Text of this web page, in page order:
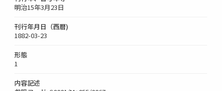
明治15年3月23日
刊行年月日（西暦)
1882-03-23
形態
1
内容記述